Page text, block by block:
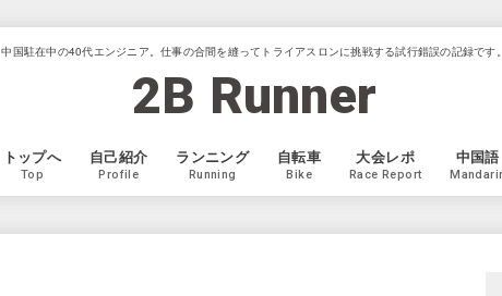
中国駐在中の40代エンジニア。仕事の合間を縫ってトライアスロンに挑戦する試行錯誤の記録です。
2B Runner
トップへ
Top
自己紹介
Profile
ランニング
Running
自転車
Bike
大会レポ
Race Report
中国語